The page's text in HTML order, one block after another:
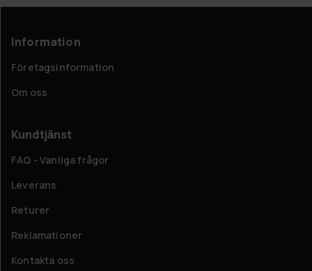
Information
Företagsinformation
Om oss
Kundtjänst
FAQ - Vanliga frågor
Leverans
Returer
Reklamationer
Kontakta oss